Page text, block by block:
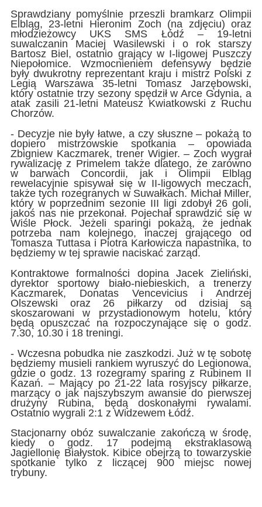
Sprawdziany pomyślnie przeszli bramkarz Olimpii
Elbląg, 23-letni Hieronim Zoch (na zdjęciu) oraz
młodzieżowcy UKS SMS Łódź – 19-letni
suwalczanin Maciej Wasilewski i o rok starszy
Bartosz Biel, ostatnio grający w I-ligowej Puszczy
Niepołomice. Wzmocnieniem defensywy będzie
były dwukrotny reprezentant kraju i mistrz Polski z
Legią Warszawa 35-letni Tomasz Jarzębowski,
który ostatnie trzy sezony spędził w Arce Gdynia, a
atak zasili 21-letni Mateusz Kwiatkowski z Ruchu
Chorzów.
- Decyzje nie były łatwe, a czy słuszne – pokażą to
dopiero mistrzowskie spotkania – opowiada
Zbigniew Kaczmarek, trener Wigier. – Zoch wygrał
rywalizację z Primelem także dlatego, że zarówno
w barwach Concordii, jak i Olimpii Elbląg
rewelacyjnie spisywał się w II-ligowych meczach,
także tych rozegranych w Suwałkach. Michał Miller,
który w poprzednim sezonie III ligi zdobył 26 goli,
jakoś nas nie przekonał. Pojechał sprawdzić się w
Wiśle Płock. Jeżeli sparingi pokażą, że jednak
potrzeba nam kolejnego, inaczej grającego od
Tomasza Tuttasa i Piotra Karłowicza napastnika, to
będziemy w tej sprawie naciskać zarząd.
Kontraktowe formalności dopina Jacek Zieliński,
dyrektor sportowy biało-niebieskich, a trenerzy
Kaczmarek, Donatas Vencevicius i Andrzej
Olszewski oraz 26 piłkarzy od dzisiaj są
skoszarowani w przystadionowym hotelu, który
będą opuszczać na rozpoczynające się o godz.
7.30, 10.30 i 18 treningi.
- Wczesna pobudka nie zaszkodzi. Już w tę sobotę
będziemy musieli rankiem wyruszyć do Legionowa,
gdzie o godz. 13 rozegramy sparing z Rubinem II
Kazań. – Mający po 21-22 lata rosyjscy piłkarze,
marzący o jak najszybszym awansie do pierwszej
drużyny Rubina, będą doskonałymi rywalami.
Ostatnio wygrali 2:1 z Widzewem Łódź.
Stacjonarny obóz suwalczanie zakończą w środę,
kiedy o godz. 17 podejmą ekstraklasową
Jagiellonię Białystok. Kibice obejrzą to towarzyskie
spotkanie tylko z liczącej 900 miejsc nowej
trybuny.